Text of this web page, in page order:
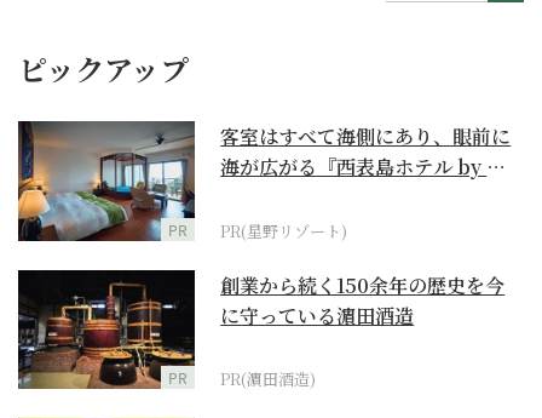
ピックアップ
PR
客室はすべて海側にあり、眼前に
海が広がる『西表島ホテル by 星
PR(星野リゾート)
PR
創業から続く150余年の歴史を今
に守っている濵田酒造
PR(濵田酒造)